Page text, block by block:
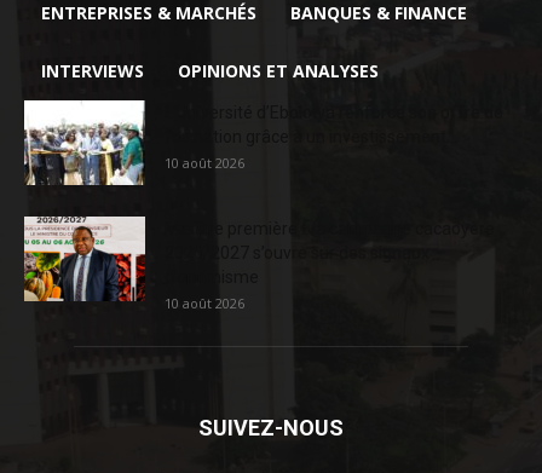
ENTREPRISES & MARCHÉS BANQUES & FINANCE
INTERVIEWS OPINIONS ET ANALYSES
10 août 2026
10 août 2026
SUIVEZ-NOUS